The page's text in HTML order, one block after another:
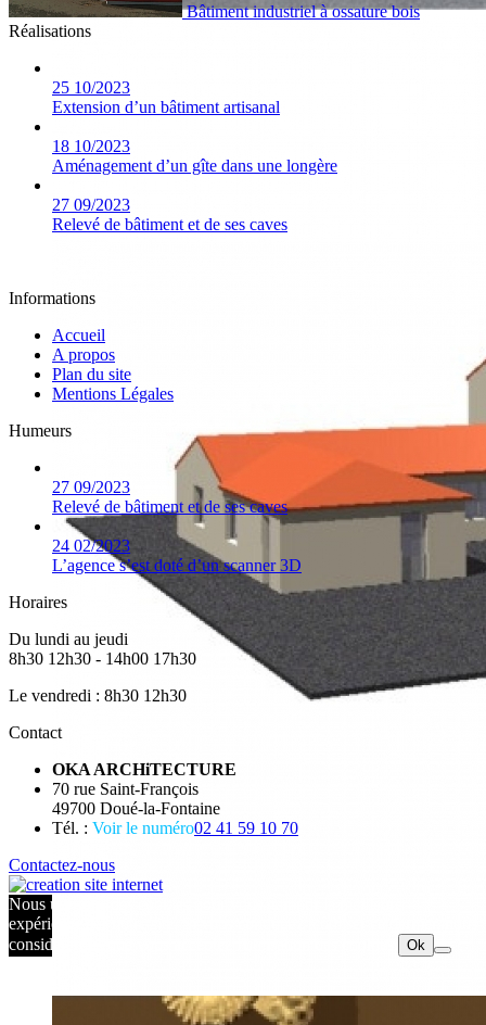
Bâtiment industriel à ossature bois
Réalisations
25 10/2023
Extension d’un bâtiment artisanal
18 10/2023
Aménagement d’un gîte dans une longère
27 09/2023
Relevé de bâtiment et de ses caves
Informations
Accueil
A propos
Plan du site
Mentions Légales
Humeurs
27 09/2023
Relevé de bâtiment et de ses caves
24 02/2023
L’agence s’est doté d’un scanner 3D
Horaires
Du lundi au jeudi
8h30 12h30 - 14h00 17h30
Le vendredi : 8h30 12h30
Contact
OKA ARCHiTECTURE
70 rue Saint-François
49700 Doué-la-Fontaine
Tél. : Voir le numéro02 41 59 10 70
Contactez-nous
Nous utilisons des cookies pour vous garantir la meilleure
expérience sur notre site. Si vous continuez à utiliser ce dernier, nous
considérerons que vous acceptez l'utilisation des cookies.
Ok